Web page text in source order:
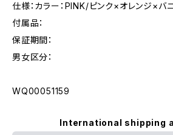
仕様：カラー：PINK/ピンク×オレンジ×バ
付属品：
保証期間：
男女区分：
WQ00051159
International shipping